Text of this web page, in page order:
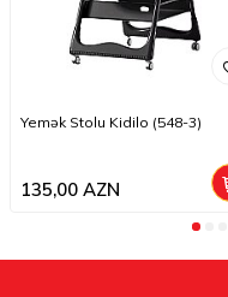
Yemək Stolu Kidilo (548-3)
135,00 AZN